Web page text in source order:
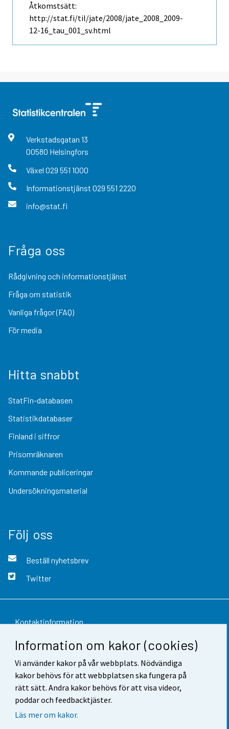
Information om kakor (cookies)
Vi använder kakor på vår webbplats. Nödvändiga
kakor behövs för att webbplatsen ska fungera på
rätt sätt. Andra kakor behövs för att visa videor,
poddar och feedbacktjäster.
Läs mer om kakor.
Åtkomstsätt:
http://stat.fi/til/jate/2008/jate_2008_2009-
12-16_tau_001_sv.html
Verkstadsgatan 13
00580 Helsingfors
Växel 029 551 1000
Informationstjänst 029 551 2220
info@stat.fi
Fråga oss
Rådgivning och informationstjänst
Fråga om statistik
Vanliga frågor (FAQ)
För media
Hitta snabbt
StatFin-databasen
Statistikdatabaser
Finland i siffror
Prisomräknaren
Kommande publiceringar
Undersökningsmaterial
Följ oss
Beställ nyhetsbrev
Twitter
Kontaktinformation
Respons
Användarvillkor
Dataskydd
Tillgänglighet